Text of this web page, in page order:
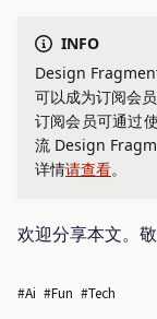
INFO
Design
可以成为订阅会员
订阅会员可通过
流 Design
详情请查看。
欢迎分享本文。
#ai #fun #tech